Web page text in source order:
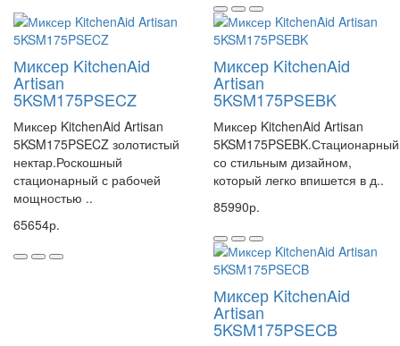
Миксер KitchenAid
Artisan
5KSM175PSECZ
Миксер KitchenAid Artisan
5KSM175PSECZ золотистый
нектар.Роскошный
стационарный с рабочей
мощностью ..
65654р.
Миксер KitchenAid
Artisan
5KSM175PSEBK
Миксер KitchenAid Artisan
5KSM175PSEBK.Стационарный
со стильным дизайном,
который легко впишется в д..
85990р.
Миксер KitchenAid
Artisan
5KSM175PSECB